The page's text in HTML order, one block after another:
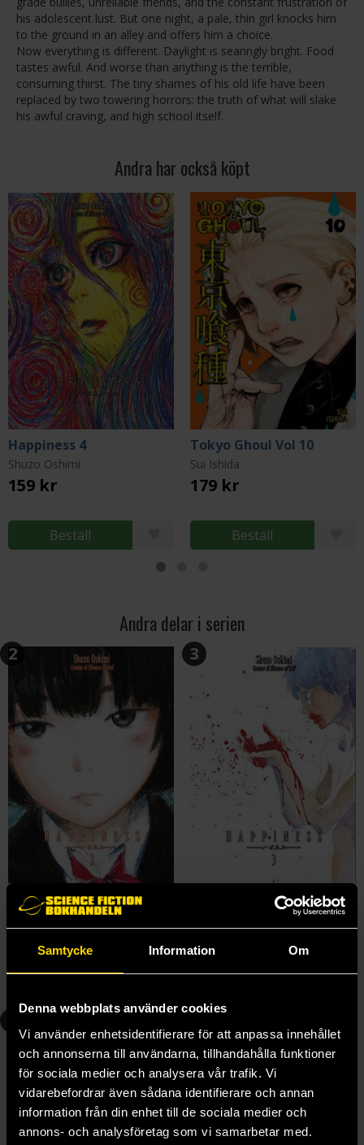
Samtycke Information Om
Denna webbplats använder cookies
Vi använder enhetsidentifierare för att anpassa innehållet
och annonserna till användarna, tillhandahålla funktioner
för sociala medier och analysera vår trafik. Vi
vidarebefordrar även sådana identifierare och annan
information från din enhet till de sociala medier och
annons- och analysföretag som vi samarbetar med.
his adolescent lust. But one night, a pale, thin girl knocks him
to the ground in an alley and offers him a choice.
Now everything is different. Daylight is searingly bright. Food
tastes awful. And worse than anything is the terrible,
consuming thirst. The tiny shames of his old life have been
replaced by two towering horrors: the truth of what will slake
his awful craving, and high school itself.
Andra har också köpt
Happiness 4
Shuzo Oshimi
159 kr
Beställ
Tokyo Ghoul Vol 10
Sui Ishida
179 kr
Beställ
Andra delar i serien
2
Happiness 2
Shuzo Oshimi
Längre leveranstid
3
Längre leveranstid
5